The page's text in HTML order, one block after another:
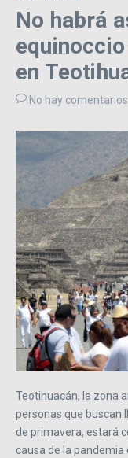
No habrá
en
No hay comentarios
Teotihuacán, la zona
personas que buscan
de primavera, estará
causa de la pandemia